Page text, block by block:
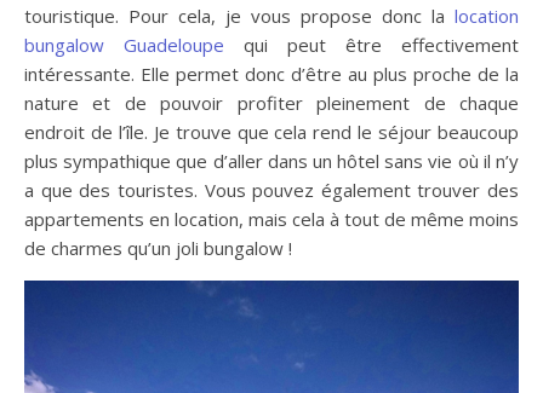
touristique. Pour cela, je vous propose donc la location
bungalow Guadeloupe qui peut être effectivement
intéressante. Elle permet donc d’être au plus proche de la
nature et de pouvoir profiter pleinement de chaque
endroit de l’île. Je trouve que cela rend le séjour beaucoup
plus sympathique que d’aller dans un hôtel sans vie où il n’y
a que des touristes. Vous pouvez également trouver des
appartements en location, mais cela à tout de même moins
de charmes qu’un joli bungalow !